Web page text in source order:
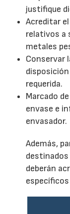
justifique
Acreditar
relativos a
metales
Conservar
requerida.
Marcado
envase e
envasador.
Además,
deberán